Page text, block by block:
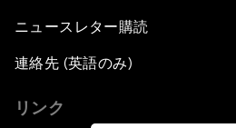
ニュースレター購読
連絡先 (英語のみ)
リンク